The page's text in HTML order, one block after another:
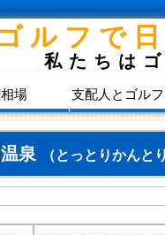
ゴルフで
私たちは
場 支配人とゴル
泉 （とっとりかんと